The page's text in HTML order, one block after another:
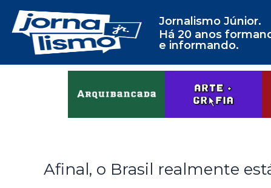
Jornalismo Júnior.
Há 20 anos
e informando.
Afinal, o Brasil realmente